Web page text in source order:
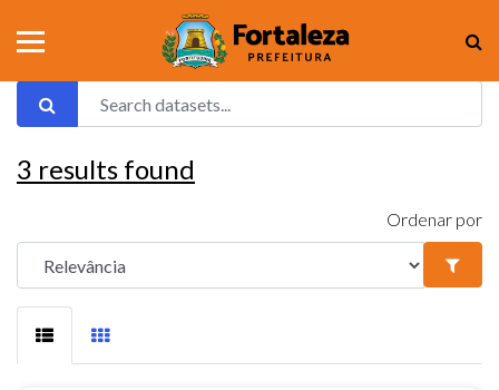
3 results found
Ordenar por